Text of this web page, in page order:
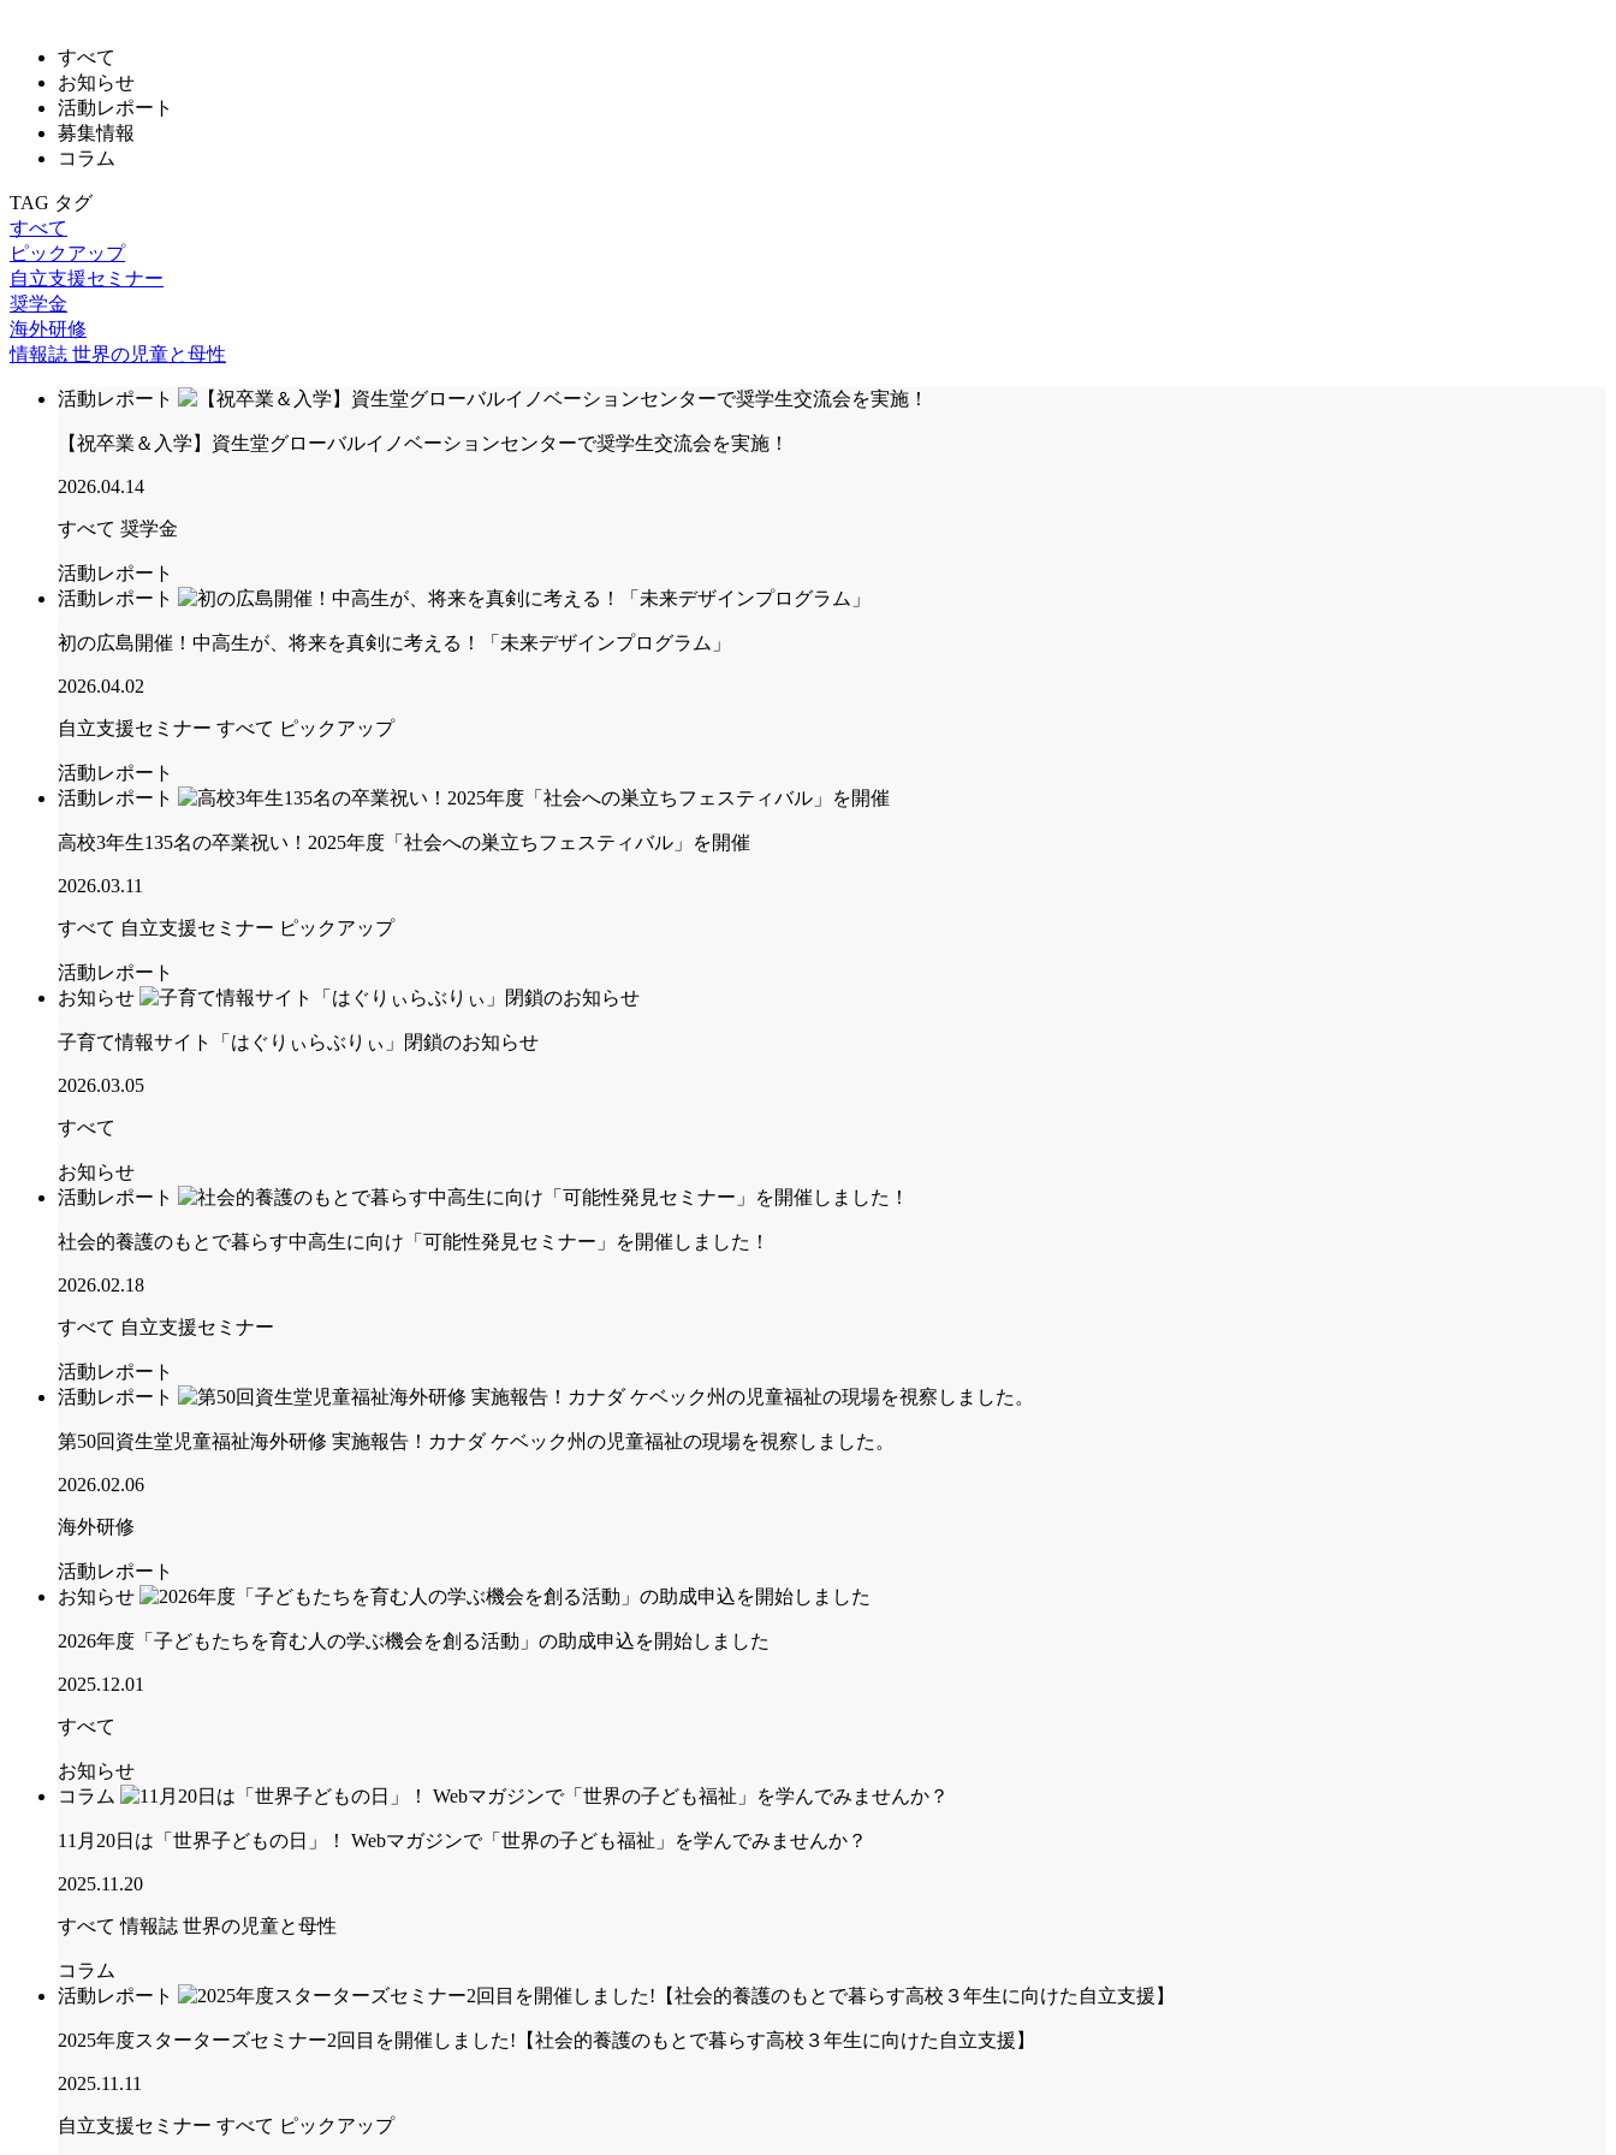
すべて
お知らせ
活動レポート
募集情報
コラム
TAG タグ
すべて
ピックアップ
自立支援セミナー
奨学金
海外研修
情報誌 世界の児童と母性
活動レポート
【祝卒業＆入学】資生堂グローバルイノベーションセンターで奨学生交流会を実施！
2026.04.14
すべて 奨学金
活動レポート
活動レポート
初の広島開催！中高生が、将来を真剣に考える！「未来デザインプログラム」
2026.04.02
自立支援セミナー すべて ピックアップ
活動レポート
活動レポート
高校3年生135名の卒業祝い！2025年度「社会への巣立ちフェスティバル」を開催
2026.03.11
すべて 自立支援セミナー ピックアップ
活動レポート
お知らせ
子育て情報サイト「はぐりぃらぶりぃ」閉鎖のお知らせ
2026.03.05
すべて
お知らせ
活動レポート
社会的養護のもとで暮らす中高生に向け「可能性発見セミナー」を開催しました！
2026.02.18
すべて 自立支援セミナー
活動レポート
活動レポート
第50回資生堂児童福祉海外研修 実施報告！カナダ ケベック州の児童福祉の現場を視察しました。
2026.02.06
海外研修
活動レポート
お知らせ
2026年度「子どもたちを育む人の学ぶ機会を創る活動」の助成申込を開始しました
2025.12.01
すべて
お知らせ
コラム
11月20日は「世界子どもの日」！ Webマガジンで「世界の子ども福祉」を学んでみませんか？
2025.11.20
すべて 情報誌 世界の児童と母性
コラム
活動レポート
2025年度スターターズセミナー2回目を開催しました!【社会的養護のもとで暮らす高校３年生に向けた自立支援】
2025.11.11
自立支援セミナー すべて ピックアップ